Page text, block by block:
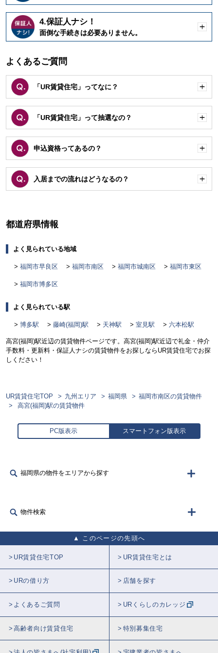
く
4.保証人ナシ！
面倒な手続きは必要ありません。
く
よくあるご質問
「UR賃貸住宅」ってなに？
く
「UR賃貸住宅」って抽選なの？
く
申込資格ってあるの？
く
入居までの流れはどうなるの？
く
都道府県情報
よく見られている地域
福岡市早良区 福岡市南区 福岡市城南区 福岡市東区
福岡市博多区
よく見られている駅
博多駅 藤崎(福岡)駅 天神駅 室見駅 六本松駅
高宮(福岡)駅近辺の賃貸物件ページです。高宮(福岡)駅近辺で礼金・仲介
手数料・更新料・保証人ナシの賃貸物件をお探しならUR賃貸住宅でお探
しください！
UR賃貸住宅TOP 九州エリア 福岡県
福岡市南区の賃貸物件
高宮(福岡)駅の賃貸物件
PC版表示 スマートフォン版表示
福岡県の物件をエリアから探す
物件検索
このページの先頭へ
UR賃貸住宅TOP UR賃貸住宅とは
URの借り方 店舗を探す
よくあるご質問 URくらしのカレッジ
高齢者向け賃貸住宅 特別募集住宅